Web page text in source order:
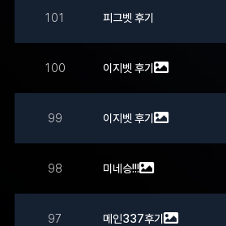
101 피그벳 후기
100 이지벳 후기
99 이지벳 후기
98 미네승!!!
97 메인337후기